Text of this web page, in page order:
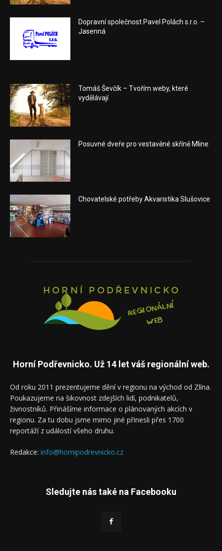
Dopravní společnost Pavel Polách s.r.o. –
Jasenná
Tomáš Ševčík – Tvořím weby, které
vydělávají
Posuvné dveře pro vestavěné skříně Mline
Chovatelské potřeby Akvaristika Slušovice
Horní Podřevnicko. Už 14 let váš regionální web.
Od roku 2011 prezentujeme dění v regionu na východ od Zlína.
Poukazujeme na šikovnost zdejších lidí, podnikatelů,
živnostníků. Přinášíme informace o plánovaných akcích v
regionu. Za tu dobu jsme mimo jiné přinesli přes 1700
reportáží z událostí všeho druhu.
Redakce: info@hornipodrevnicko.cz
Sledujte nás také na Facebooku